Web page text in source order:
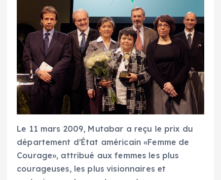
Le 11 mars 2009, Mutabar a reçu le prix du
département d’État américain «Femme de
Courage», attribué aux femmes les plus
courageuses, les plus visionnaires et